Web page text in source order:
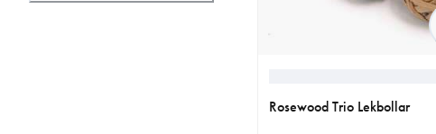
Rosewood Trio Lekbollar